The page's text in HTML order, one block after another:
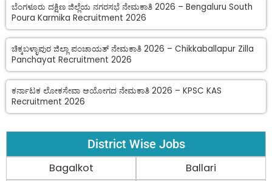
ಬೆಂಗಳೂರು ದಕ್ಷಿಣ ಜಿಲ್ಲೆಯ ನಗರಸಭೆ ನೇಮಕಾತಿ 2026 – Bengaluru South
Poura Karmika Recruitment 2026
ಚಿಕ್ಕಬಳ್ಳಾಪುರ ಜಿಲ್ಲಾ ಪಂಚಾಯತ್ ನೇಮಕಾತಿ 2026 – Chikkaballapur Zilla
Panchayat Recruitment 2026
ಕರ್ನಾಟಕ ಲೋಕಸೇವಾ ಆಯೋಗದ ನೇಮಕಾತಿ 2026 – KPSC KAS
Recruitment 2026
District Wise Jobs
Bagalkot
Ballari